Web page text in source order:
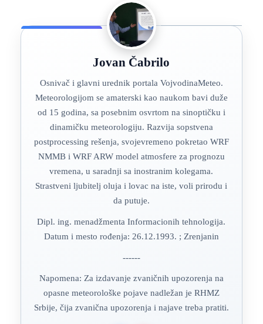
Jovan Čabrilo
Osnivač i glavni urednik portala VojvodinaMeteo.
Meteorologijom se amaterski kao naukom bavi duže
od 15 godina, sa posebnim osvrtom na sinoptičku i
dinamičku meteorologiju. Razvija sopstvena
postprocessing rešenja, svojevremeno pokretao WRF
NMMB i WRF ARW model atmosfere za prognozu
vremena, u saradnji sa inostranim kolegama.
Strastveni ljubitelj oluja i lovac na iste, voli prirodu i
da putuje.
Dipl. ing. menadžmenta Informacionih tehnologija.
Datum i mesto rođenja: 26.12.1993. ; Zrenjanin
------
Napomena: Za izdavanje zvaničnih upozorenja na
opasne meteorološke pojave nadležan je RHMZ
Srbije, čija zvanična upozorenja i najave treba pratiti.